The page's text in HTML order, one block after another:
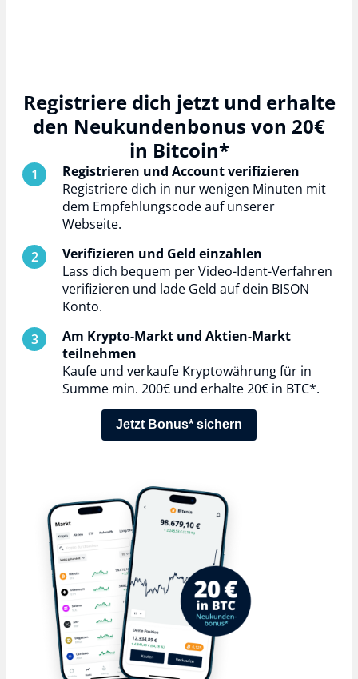
Registriere dich jetzt und erhalte
den Neukundenbonus von 20€
in Bitcoin*
Registrieren und Account verifizieren
Registriere dich in nur wenigen Minuten mit
dem Empfehlungscode auf unserer
Webseite.
Verifizieren und Geld einzahlen
Lass dich bequem per Video-Ident-Verfahren
verifizieren und lade Geld auf dein BISON
Konto.
Am Krypto-Markt und Aktien-Markt
teilnehmen
Kaufe und verkaufe Kryptowährung für in
Summe min. 200€ und erhalte 20€ in BTC*.
Jetzt Bonus* sichern